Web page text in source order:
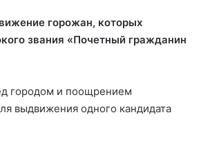
горожан, которых
звания «Почетный гражданин
городом и поощрением
выдвижения одного кандидата